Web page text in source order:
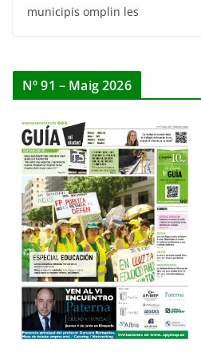
municipis omplin les
Nº 91 – Maig 2026